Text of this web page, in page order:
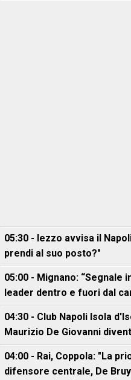
05:30 - Iezzo avvisa il
prendi al suo posto?"
05:00 - Mignano: “Segnale
leader dentro e fuori dal
04:30 - Club Napoli Isola
Maurizio De Giovanni
04:00 - Rai, Coppola: "La
difensore centrale, De